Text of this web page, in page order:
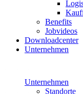
Benefits
Jobvideos
Downloadcenter
Unternehmen
Unternehmen
Standorte